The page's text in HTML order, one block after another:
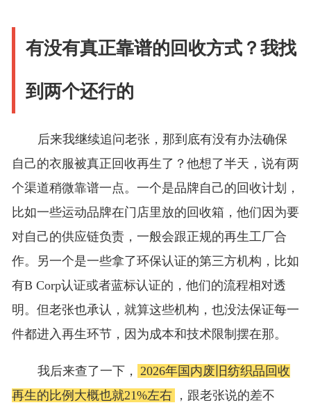
有没有真正靠谱的回收方式？我找
到两个还行的
后来我继续追问老张，那到底有没有办法确保
自己的衣服被真正回收再生了？他想了半天，说有两
个渠道稍微靠谱一点。一个是品牌自己的回收计划，
比如一些运动品牌在门店里放的回收箱，他们因为要
对自己的供应链负责，一般会跟正规的再生工厂合
作。另一个是一些拿了环保认证的第三方机构，比如
有B Corp认证或者蓝标认证的，他们的流程相对透
明。但老张也承认，就算这些机构，也没法保证每一
件都进入再生环节，因为成本和技术限制摆在那。
我后来查了一下， 2026年国内废旧纺织品回收
再生的比例大概也就21%左右
，跟老张说的差不